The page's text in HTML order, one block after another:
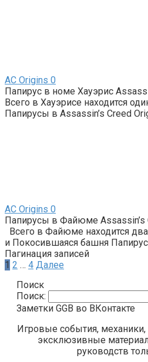
AС Origins 0
Папирус в номе Хауэрис
Всего в Хауэрисе находится
Папирусы в Assassin’s Creed
AС Origins 0
Папирусы в Файюме Assassin’s
Всего в Файюме находится
и Покосившаяся башня
Пагинация записей
1 2 … 4 Далее
Поиск
Поиск:
Заметки GGB во ВКонтакте
Игровые события,
эксклюзивные
руководств